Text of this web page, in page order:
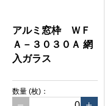
アルミ窓枠 ＷＦ
Ａ－３０３０Ａ 網
入ガラス
数量 (枚) ：